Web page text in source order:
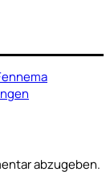
abzugeben.